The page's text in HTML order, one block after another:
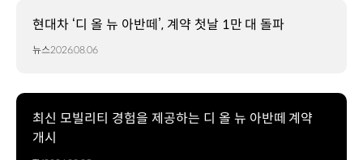
현대차 ‘디 올 뉴 아반떼’, 계약 첫날 1만 대 돌파
뉴스2026.08.06
최신 모빌리티 경험을 제공하는 디 올 뉴 아반떼 계약
개시